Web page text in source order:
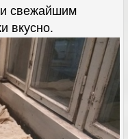
свежайшим
вкусно.